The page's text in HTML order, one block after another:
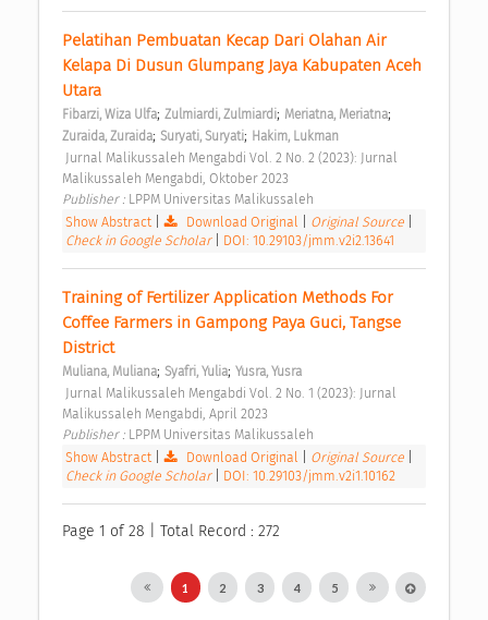
Pelatihan Pembuatan Kecap Dari Olahan Air
Kelapa Di Dusun Glumpang Jaya Kabupaten Aceh
Utara
Fibarzi, Wiza Ulfa; Zulmiardi, Zulmiardi; Meriatna, Meriatna;
Zuraida, Zuraida; Suryati, Suryati; Hakim, Lukman
Malikussaleh Mengabdi, Oktober 2023
Publisher : LPPM Universitas Malikussaleh
Show Abstract
Download Original Original Source
Check in Google Scholar
DOI: 10.29103/jmm.v2i2.13641
Training of Fertilizer Application Methods For
Coffee Farmers in Gampong Paya Guci, Tangse
District
Muliana, Muliana; Syafri, Yulia; Yusra, Yusra
Malikussaleh Mengabdi, April 2023
Publisher : LPPM Universitas Malikussaleh
Show Abstract
Download Original Original Source
Check in Google Scholar
DOI: 10.29103/jmm.v2i1.10162
Page 1 of 28 | Total Record : 272
1 2 3 4 5